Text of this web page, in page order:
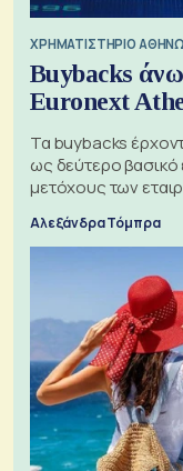
XΡΗΜΑΤΙΣΤΗΡΙΟ
Buybacks άνω
Euronext
Τα buybacks
ως δεύτερο βασικό
μετόχους των
Αλεξάνδρα Τόμπρα